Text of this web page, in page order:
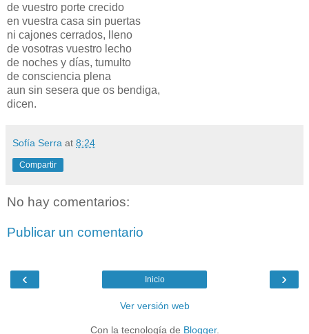
de vuestro porte crecido
en vuestra casa sin puertas
ni cajones cerrados, lleno
de vosotras vuestro lecho
de noches y días, tumulto
de consciencia plena
aun sin sesera que os bendiga,
dicen.
Sofía Serra at 8:24
Compartir
No hay comentarios:
Publicar un comentario
‹ ›
Inicio
Ver versión web
Con la tecnología de Blogger.